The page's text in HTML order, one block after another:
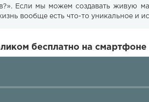
Если мы можем создавать живую
вообще есть что-то уникальное и
бесплатно на смартфоне